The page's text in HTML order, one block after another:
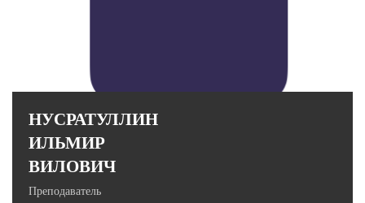
НУСРАТУЛЛИН
ИЛЬМИР
ВИЛОВИЧ
Преподаватель